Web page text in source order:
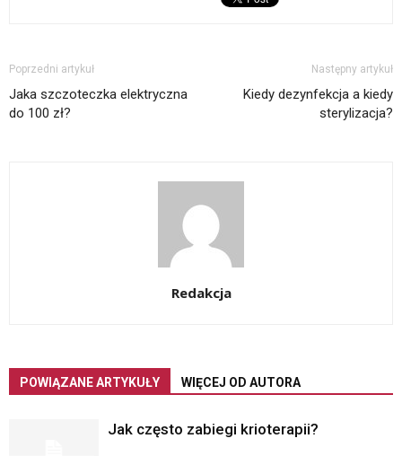
Poprzedni artykuł
Jaka szczoteczka elektryczna
do 100 zł?
Następny artykuł
Kiedy dezynfekcja a kiedy
sterylizacja?
Redakcja
POWIĄZANE ARTYKUŁY WIĘCEJ OD AUTORA
Jak często zabiegi krioterapii?